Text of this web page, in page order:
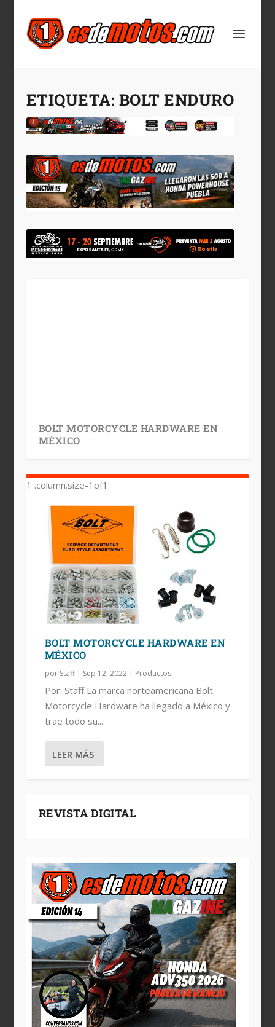
ETIQUETA: BOLT ENDURO
BOLT MOTORCYCLE HARDWARE EN
MÉXICO
BOLT MOTORCYCLE HARDWARE EN
MÉXICO
por Staff| Sep 12, 2022| Productos
Por: Staff La marca norteamericana Bolt
Motorcycle Hardware ha llegado a México y
trae todo su...
LEER MÁS
REVISTA DIGITAL